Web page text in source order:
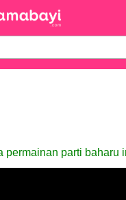
permainan parti baharu